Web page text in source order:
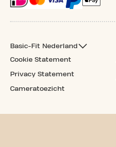
Basic-Fit Nederland
Cookie Statement
Privacy Statement
Cameratoezicht